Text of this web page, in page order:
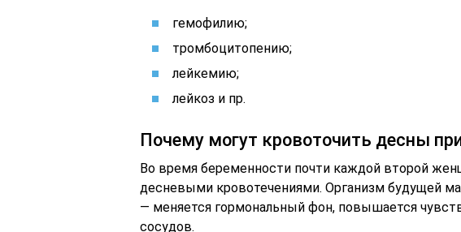
гемофилию;
тромбоцитопению;
лейкемию;
лейкоз и пр.
Почему могут кровоточить десны
Во время беременности почти каждой второй
десневыми кровотечениями. Организм будущей
— меняется гормональный фон, повышается
сосудов.